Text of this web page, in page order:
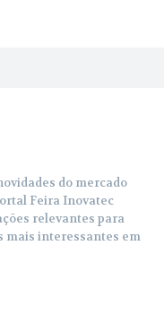
do mercado
Feira Inovatec
relevantes para
mais interessantes em